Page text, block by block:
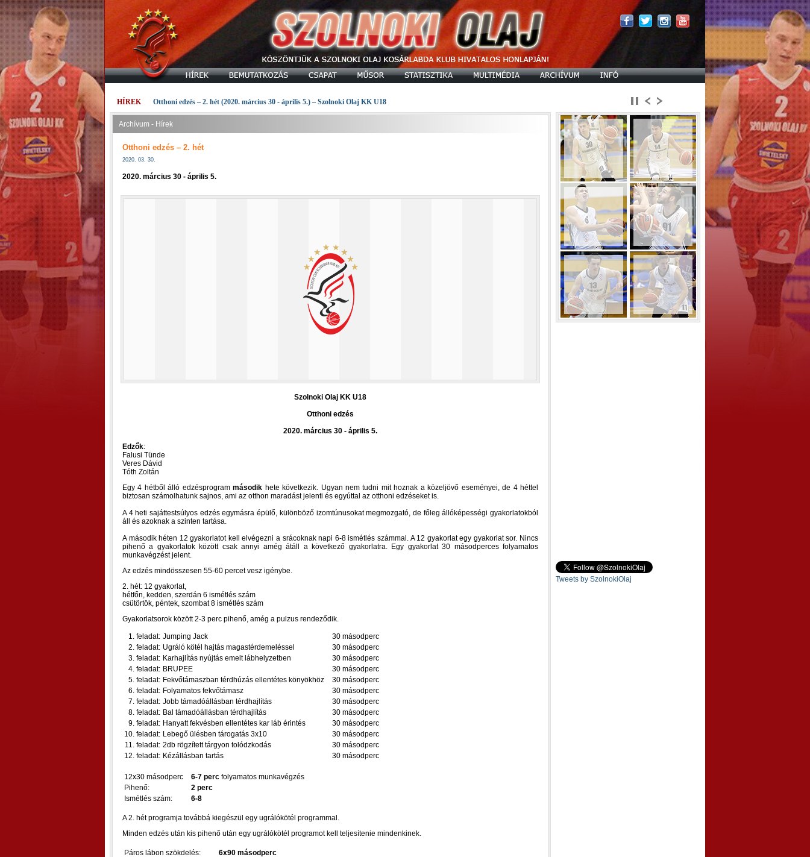
HÍREK Otthoni edzés – 2. hét (2020. március 30 - április 5.) – Szolnoki Olaj KK U18
Archívum - Hírek
Otthoni edzés – 2. hét
2020. 03. 30.
2020. március 30 - április 5.
Szolnoki Olaj KK U18
Otthoni edzés
2020. március 30 - április 5.
Edzők:
Falusi Tünde
Veres Dávid
Tóth Zoltán
Egy 4 hétből álló edzésprogrammásodik hete következik. Ugyan nem tudni mit hoznak a közeljövő eseményei, de 4 héttel
biztosan számolhatunk sajnos, ami az otthon maradást jelenti és egyúttal az otthoni edzéseket is.
A 4 heti sajáttestsúlyos edzés egymásra épülő, különböző izomtúnusokat megmozgató, de főleg állóképességi gyakorlatokból
áll és azoknak a szinten tartása.
A második héten 12 gyakorlatot kell elvégezni a srácoknak napi 6-8 ismétlés számmal. A 12 gyakorlat egy gyakorlat sor. Nincs
pihenő a gyakorlatok között csak annyi amég átáll a következő gyakorlatra. Egy gyakorlat 30 másodperces folyamatos
munkavégzést jelent.
Az edzés mindösszesen 55-60 percet vesz igénybe.
2. hét: 12 gyakorlat,
hétfőn, kedden, szerdán 6 ismétlés szám
csütörtök, péntek, szombat 8 ismétlés szám
Gyakorlatsorok között 2-3 perc pihenő, amég a pulzus rendeződik.
1. feladat: Jumping Jack
30 másodperc
2. feladat: Ugráló kötél hajtás magastérdemeléssel
30 másodperc
3. feladat: Karhajlítás nyújtás emelt lábhelyzetben
30 másodperc
4. feladat: BRUPEE
30 másodperc
5. feladat: Fekvőtámaszban térdhúzás ellentétes könyökhöz
30 másodperc
6. feladat: Folyamatos fekvőtámasz
30 másodperc
7. feladat: Jobb támadóállásban térdhajlítás
30 másodperc
8. feladat: Bal támadóállásban térdhajlítás
30 másodperc
9. feladat: Hanyatt fekvésben ellentétes kar láb érintés
30 másodperc
10. feladat: Lebegő ülésben tárogatás 3x10
30 másodperc
11. feladat: 2db rögzített tárgyon tolódzkodás
30 másodperc
12. feladat: Kézállásban tartás 30 másodperc
12x30 másodperc 6-7 perc folyamatos munkavégzés
Pihenő:
2 perc
Ismétlés szám:
6-8
A 2. hét programja továbbá kiegészül egy ugrálókötél programmal.
Minden edzés után kis pihenő után egy ugrálókötél programot kell teljesítenie mindenkinek.
Páros lábon szökdelés:
6x90 másodperc
Tweets by SzolnokiOlaj